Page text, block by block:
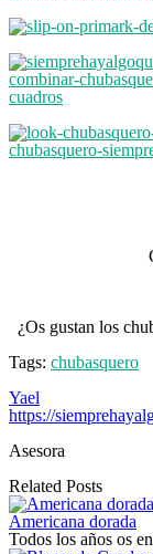
¿Os gustan los
Tags: chubasquero
Yael
https://
Asesora
Related Posts
Americana dorada
Todos los años os